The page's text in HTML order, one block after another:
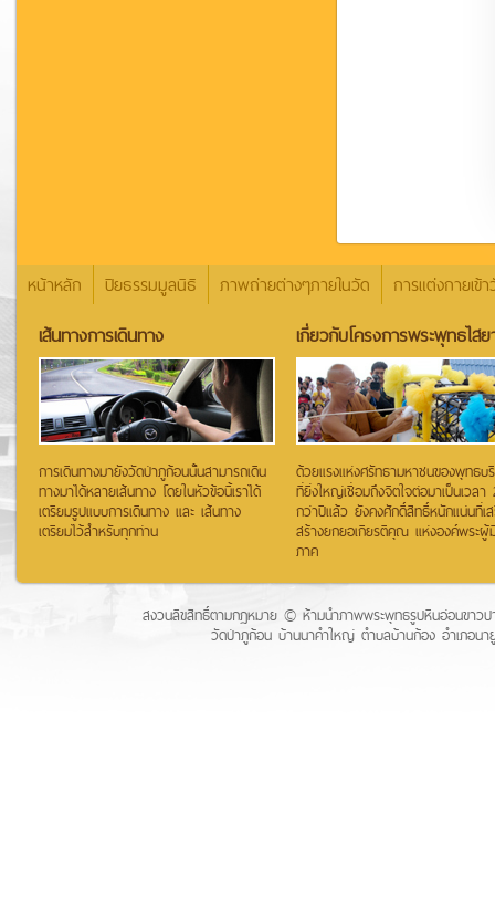
หน้าหลัก ปิยธรรมมูลนิธิ ภาพถ่ายต่างๆภายในวัด การแต่งกายเข้
เส้นทางการเดินทาง
การเดินทางมายังวัดป่าภูก้อนนั้นสามารถเดิน
ทางมาได้หลายเส้นทาง โดยในหัวข้อนี้เราได้
เตรียมรูปแบบการเดินทาง และ เส้นทาง
เตรียมไว้สำหรับทุกท่าน
เกี่ยวกับโครงการพระพุทธไส
ด้วยแรงแห่งศรัทธามหาชนของพุทธบ
ที่ยิ่งใหญ่เชื่อมถึงจิตใจต่อมาเป็นเวลา
กว่าปีแล้ว ยังคงศักดิ์สิทธิ์หนักแน่นที่เ
สร้างยกยอเกียรติคุณ แห่งองค์พระผู้
ภาค
สงวนลิขสิทธิ์ตามกฏหมาย © ห้ามนำภาพพระพุทธรูปหินอ่อนขาวป
วัดป่าภูก้อน บ้านนาคำใหญ่ ตำบลบ้านก้อง อำเภอน